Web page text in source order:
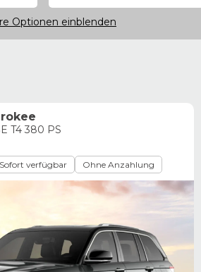
Optionen einblenden
T4 380 PS
Sofort verfügbar Ohne Anzahlung